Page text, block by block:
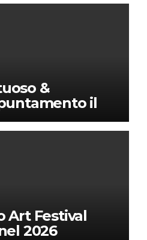
&
il
Blu con
Art Festival
2026